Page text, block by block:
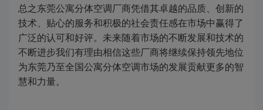
总之东莞公寓分体空调厂商凭借其卓越的品质、创新的
技术、贴心的服务和积极的社会责任感在市场中赢得了
广泛的认可和好评。未来随着市场的不断发展和技术的
不断进步我们有理由相信这些厂商将继续保持领先地位
为东莞乃至全国公寓分体空调市场的发展贡献更多的智
慧和力量。